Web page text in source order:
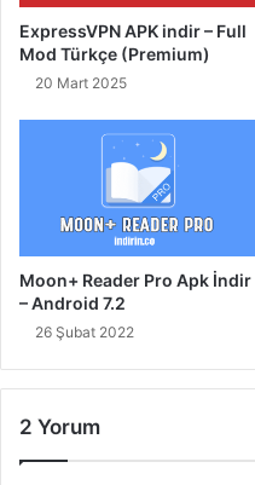
ExpressVPN APK indir – Full
Mod Türkçe (Premium)
20 Mart 2025
Moon+ Reader Pro Apk İndir
– Android 7.2
26 Şubat 2022
2 Yorum